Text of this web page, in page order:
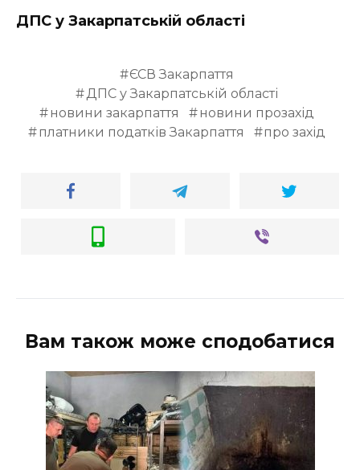
ДПС у Закарпатській області
ЄСВ Закарпаття
ДПС у Закарпатській області
новини закарпаття
новини прозахід
платники податків Закарпаття
про захід
Вам також може сподобатися